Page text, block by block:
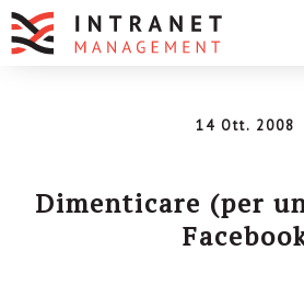
14 Ott. 2008
Dimenticare (per